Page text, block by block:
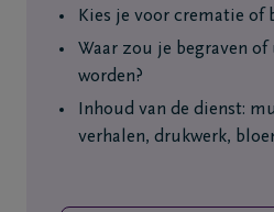
Kies je voor crematie of
Waar zou je begraven
worden?
Inhoud van de dienst:
verhalen, drukwerk,